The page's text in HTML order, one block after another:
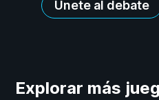
Únete al debate
Explorar más